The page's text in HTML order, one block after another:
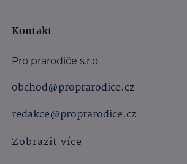
Kontakt
Pro prarodiče s.r.o.
obchod@proprarodice.cz
redakce@proprarodice.cz
Zobrazit více